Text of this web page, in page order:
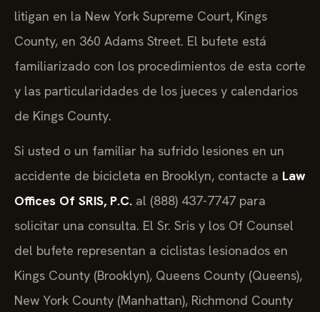
litigan en la New York Supreme Court, Kings
County, en 360 Adams Street. El bufete está
familiarizado con los procedimientos de esta corte
y las particularidades de los jueces y calendarios
de Kings County.
Si usted o un familiar ha sufrido lesiones en un
accidente de bicicleta en Brooklyn, contacte a Law
Offices Of SRIS, P.C. al (888) 437-7747 para
solicitar una consulta. El Sr. Sris y los Of Counsel
del bufete representan a ciclistas lesionados en
Kings County (Brooklyn), Queens County (Queens),
New York County (Manhattan), Richmond County